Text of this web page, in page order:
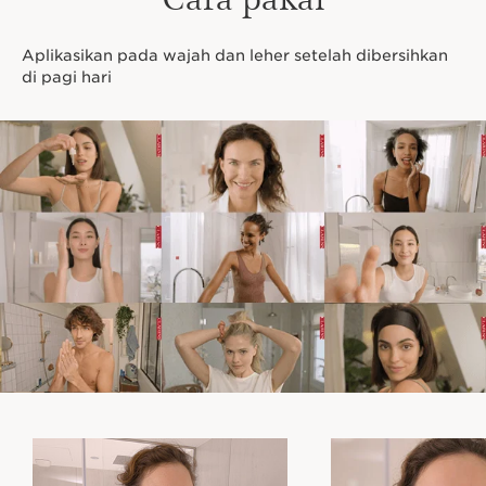
dari dua ekstrak tanaman yang kuat: Organic Harungana
untuk memberikan perawatan anti-aging yang optimal,
membantu mengurangi tampilan kerutan, garis halus,
ini juga membantu melindungi dan memperkuat lapisan
hidrolipidik kulit, memberikan perlindungan ekstra dari
kerusakan akibat polusi lingkungan serta melembabkan
kulit kering.
Dengan formula yang kaya akan bahan alami, pelembab
untuk kulit kering ini menawarkan solusi komprehensif
untuk menjaga kulit dewasa tetap kencang, kenyal, dan
bercahaya. Tidak hanya memberikan efek lifting yang
nyata, tetapi juga melindungi kulit dari berbagai faktor
eksternal yang dapat mempercepat penuaan. Gunakan
krim ini setiap pagi dan rasakan transformasi kulit Anda
yang lebih muda dan sehat sepanjang hari.
Tumbuhan
Duo Lift-Replenish eksklusif kami menggabungkan dua
Aplikasikan pada wajah dan leher setelah dibersihkan
di pagi hari